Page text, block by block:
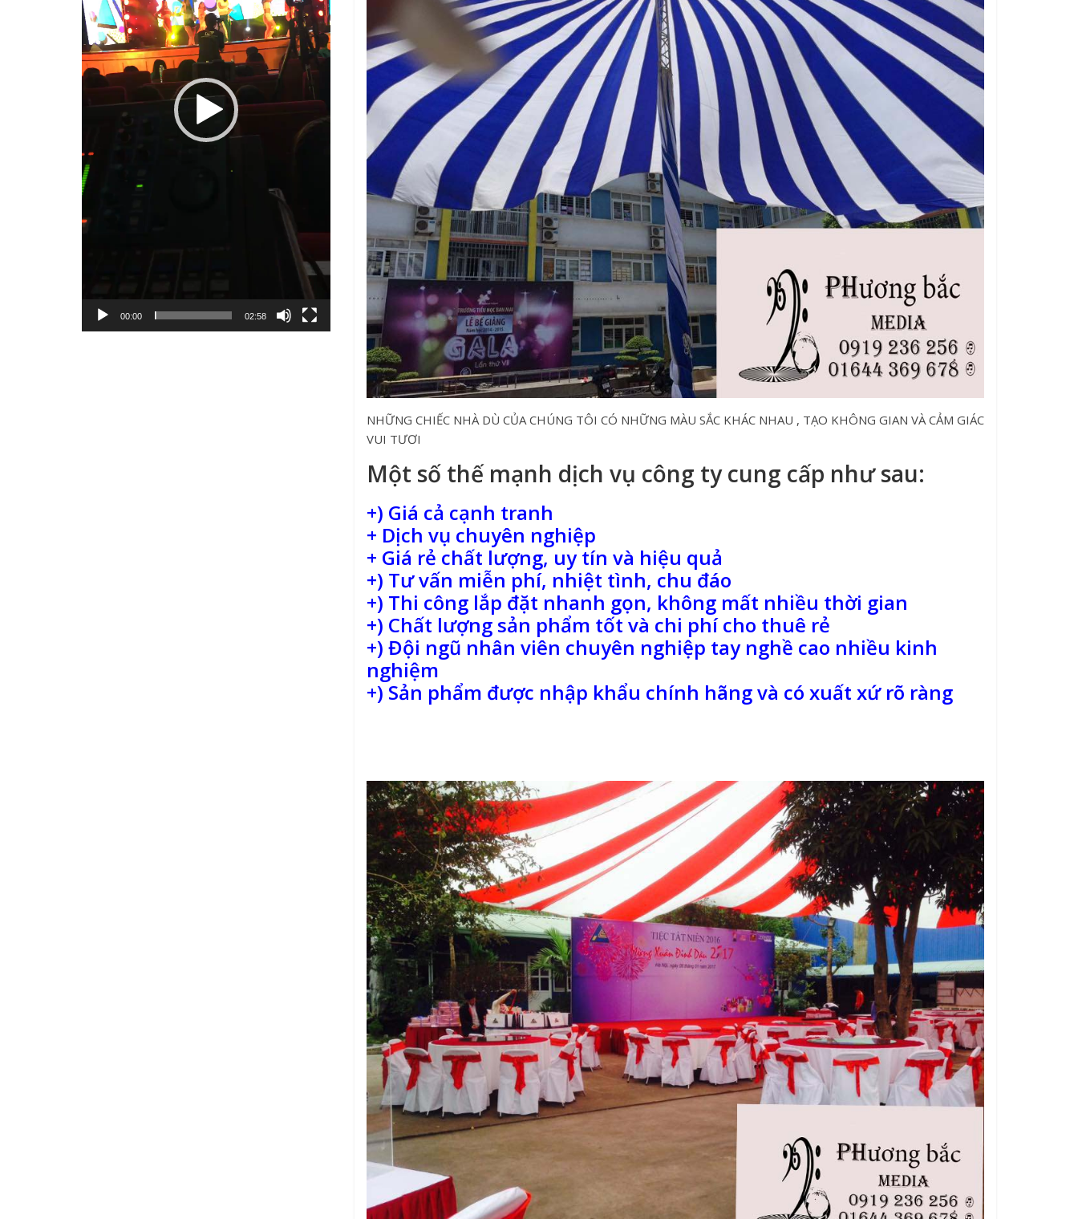
NHỮNG CHIẾC NHÀ DÙ CỦA CHÚNG TÔI CÓ NHỮNG MÀU SẮC KHÁC NHAU , TẠO KHÔNG GIAN VÀ CẢM GIÁC
VUI TƯƠI
Một số thế mạnh dịch vụ công ty cung cấp như sau:
+) Giá cả cạnh tranh
+ Dịch vụ chuyên nghiệp
+ Giá rẻ chất lượng, uy tín và hiệu quả
+) Tư vấn miễn phí, nhiệt tình, chu đáo
+) Thi công lắp đặt nhanh gọn, không mất nhiều thời gian
+) Chất lượng sản phẩm tốt và chi phí cho thuê rẻ
+) Đội ngũ nhân viên chuyên nghiệp tay nghề cao nhiều kinh
nghiệm
+) Sản phẩm được nhập khẩu chính hãng và có xuất xứ rõ ràng
00:00 02:58